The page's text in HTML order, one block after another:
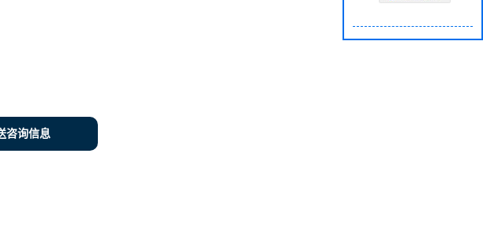
咨询信息